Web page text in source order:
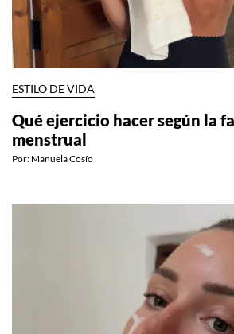
ESTILO DE VIDA
Qué ejercicio hacer según la
menstrual
Por: Manuela Cosío